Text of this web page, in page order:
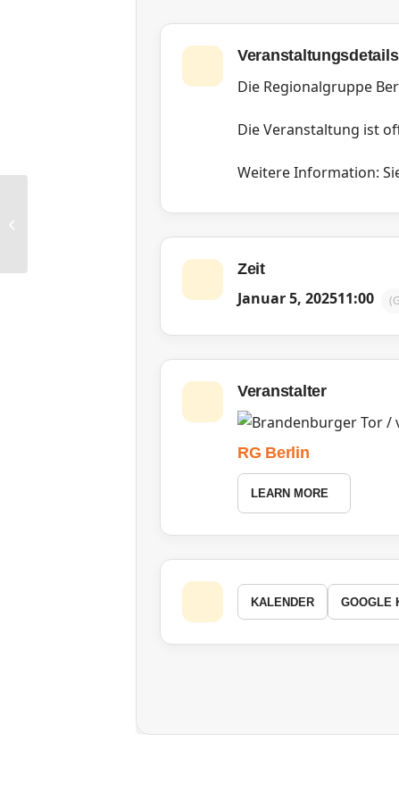
Veranstaltungsdetails
Die Regionalgruppe
Die Veranstaltung ist
Weitere Information:
Zeit
Januar 5, 202511:00
Veranstalter
RG Berlin
LEARN MORE
KALENDER GOOGLE